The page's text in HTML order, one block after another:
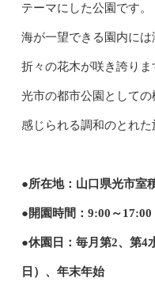
テーマにした公園です。
海が一望できる園内に
折々の花木が咲き誇りま
光市の都市公園として
感じられる調和のとれた
●所在地：山口県光市室
●開園時間：9:00～17:00
●休園日：毎月第2、第4
日）、年末年始